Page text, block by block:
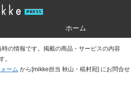
ホーム
の情報です。掲載の商品・サービスの内容
。
ーム から[mikke担当 秋山・椛村宛] にお問合せ